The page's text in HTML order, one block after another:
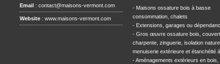
Email : contact@maisons-vermont.com
Website : www.maisons-vermont.com
- Maisons ossature bois à basse
consommation, chalets
- Extensions, garages ou
- Gros œuvre ossature bois,
charpente, zinguerie, isolation
menuiserie extérieure et étanchéité à
- Aménagements extérieurs en bois,